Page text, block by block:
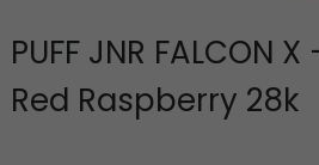
PUFF JNR FALCON
Red Raspberry 28k